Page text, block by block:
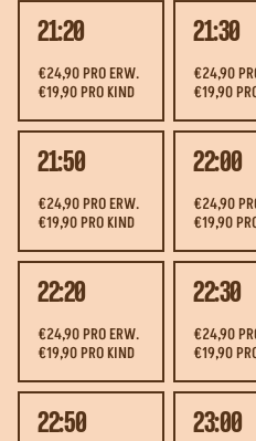
21:20
€24,90 PRO ERW.
€19,90 PRO KIND
21:30
21:50
€24,90 PRO ERW.
€19,90 PRO KIND
22:00
22:20
€24,90 PRO ERW.
€19,90 PRO KIND
22:30
22:50 23:00